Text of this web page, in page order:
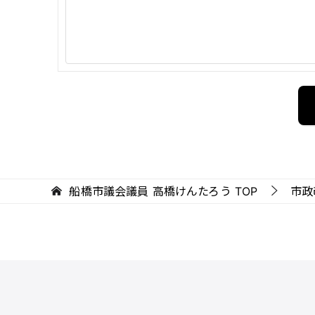
船橋市議会議員 高橋けんたろう TOP 市